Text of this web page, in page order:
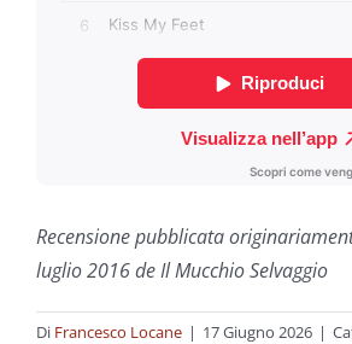
Recensione pubblicata
luglio 2016 de Il Mucchio Selvaggio
Di Francesco Locane | 17 Giugno 2026 |